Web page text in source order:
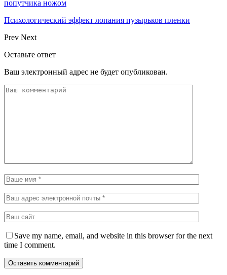
попутчика ножом
Психологический эффект лопания пузырьков пленки
Prev Next
Оставьте ответ
Ваш электронный адрес не будет опубликован.
Save my name, email, and website in this browser for the next
time I comment.